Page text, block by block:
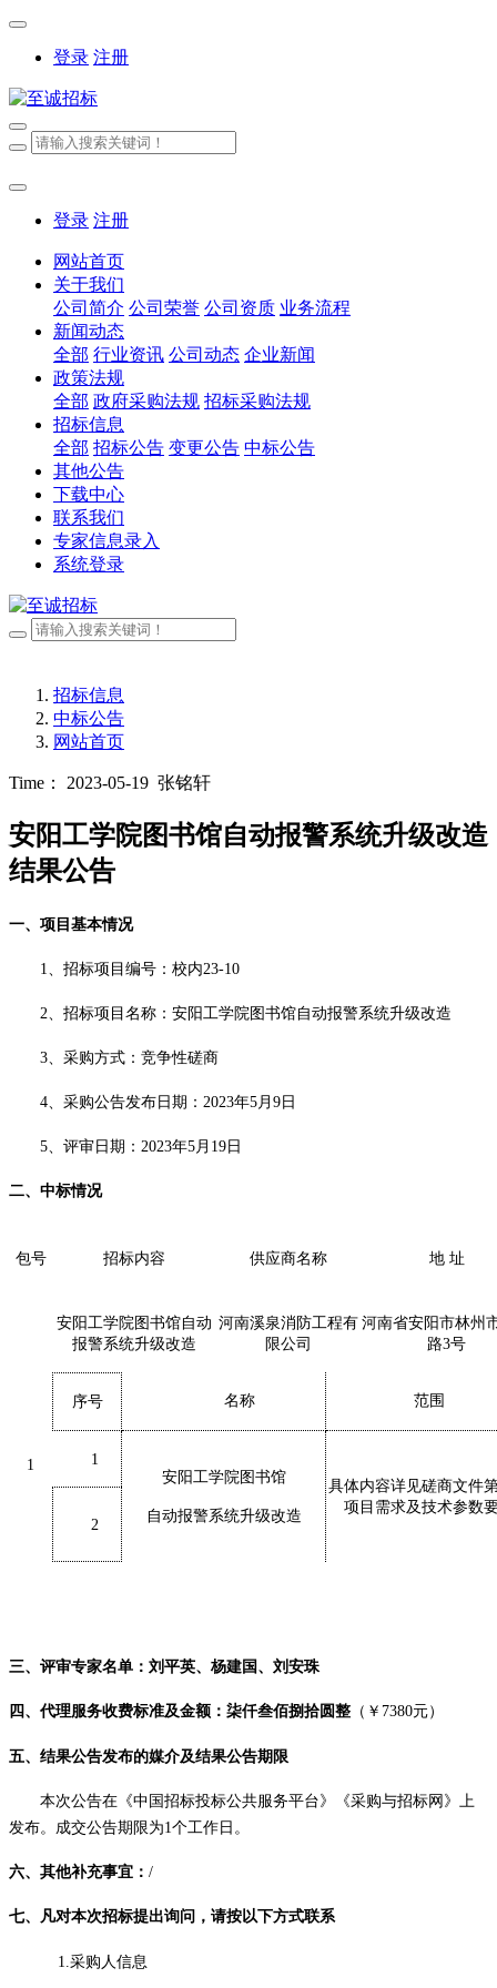
登录 注册
登录 注册
网站首页
关于我们
公司简介 公司荣誉 公司资质 业务流程
新闻动态
全部 行业资讯 公司动态 企业新闻
政策法规
全部 政府采购法规 招标采购法规
招标信息
全部 招标公告 变更公告 中标公告
其他公告
下载中心
联系我们
专家信息录入
系统登录
招标信息
中标公告
网站首页
Time： 2023-05-19 张铭轩
安阳工学院图书馆自动报警系统升级改造
结果公告
一、项目基本情况
1、招标项目编号：校内23-10
2、招标项目名称：安阳工学院图书馆自动报警系统升级改造
3、采购方式：竞争性磋商
4、采购公告发布日期：2023年5月9日
5、评审日期：2023年5月19日
二、中标情况
包号 招标内容 供应商名称 地 址
1
安阳工学院图书馆自动
报警系统升级改造
河南溪泉消防工程有
限公司
河南省安阳市林州
路3号
序号 名称 范围
1
安阳工学院图书馆
自动报警系统升级改造
具体内容详见磋商文件
项目需求及技术参数
2
三、评审专家名单：刘平英、杨建国、刘安珠
四、 代理服务收费标准及金额：柒仟叁佰捌拾圆整 （￥ 7380元）
五、结果公告发布的媒介及结果公告期限
本次公告在《中国招标投标公共服务平台》《采购与招标网》上
发布。成交公告期限为1个工作日。
六、其他补充事宜： /
七、凡对本次招标提出询问，请按以下方式联系
1.采购人信息